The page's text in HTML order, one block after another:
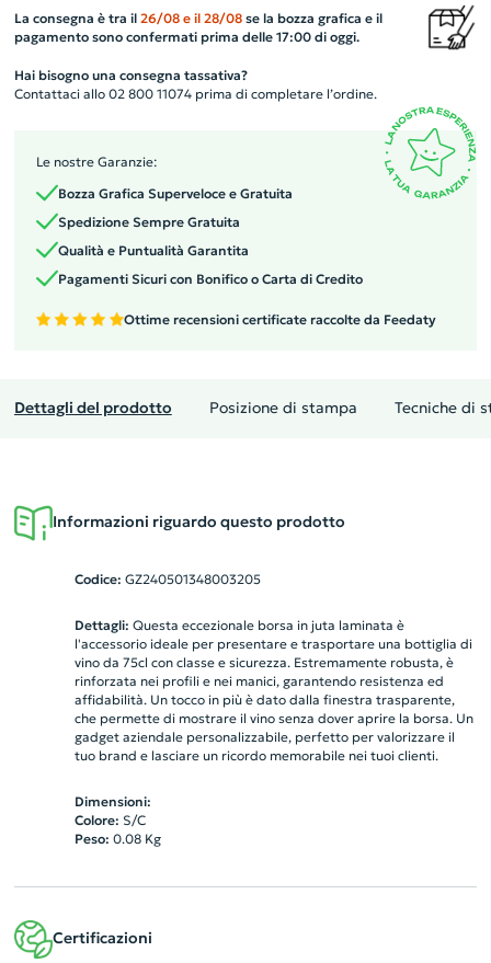
La consegna è tra il 26/08 e il 28/08se la bozza grafica e il
pagamento sono confermati prima delle 17:00 di oggi.
Hai bisogno una consegna tassativa?
Contattaci allo 02 800 11074 prima di completare l’ordine.
Le nostre Garanzie:
Bozza Grafica Superveloce e Gratuita
Spedizione Sempre Gratuita
Qualità e Puntualità Garantita
Pagamenti Sicuri con Bonifico o Carta di Credito
Ottime recensioni certificate raccolte da Feedaty
Dettagli del prodotto Posizione di stampa Tecniche di
Informazioni riguardo questo prodotto
Codice: GZ240501348003205
Dettagli: Questa eccezionale borsa in juta laminata è
l'accessorio ideale per presentare e trasportare una bottiglia di
vino da 75cl con classe e sicurezza. Estremamente robusta, è
rinforzata nei profili e nei manici, garantendo resistenza ed
affidabilità. Un tocco in più è dato dalla finestra trasparente,
che permette di mostrare il vino senza dover aprire la borsa. Un
gadget aziendale personalizzabile, perfetto per valorizzare il
tuo brand e lasciare un ricordo memorabile nei tuoi clienti.
Dimensioni:
Colore: S/C
Peso: 0.08Kg
Certificazioni